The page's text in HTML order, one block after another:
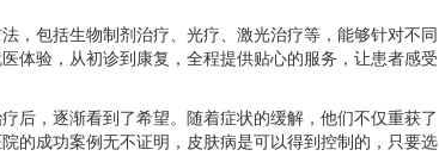
，包括生物制剂治疗、光疗、激光治疗等，能够针对不同
体验，从初诊到康复，全程提供贴心的服务，让患者感受
后，逐渐看到了希望。随着症状的缓解，他们不仅重获了
的成功案例无不证明，皮肤病是可以得到控制的，只要选